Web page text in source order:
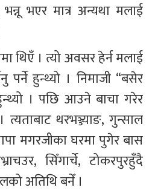
भएर मात्र अन्यथा मलाई
थिएँ । त्यो अवसर हेर्न मलाई
पर्ने हुन्थ्यो । निमाजी “बसेर
थरभञ्ज्याङ, गुन्साल
मगरजीका घरमा पुगेर बास
सिँगार्चे, टोकरपुरहुँदै
अतिथि बनेँ ।